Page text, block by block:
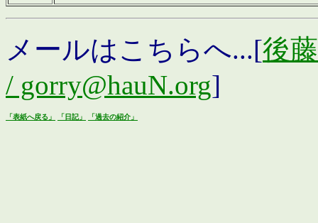
メールはこちらへ...[後
/ gorry@hauN.org]
「表紙へ戻る」 「日記」 「過去の紹介」